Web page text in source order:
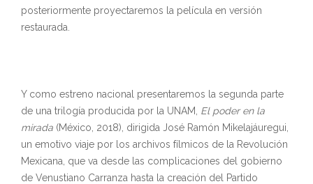
posteriormente proyectaremos la película en versión
restaurada.
Y como estreno nacional presentaremos la segunda parte
de una trilogía producida por la UNAM, El poder en la
mirada (México, 2018), dirigida José Ramón Mikelajáuregui,
un emotivo viaje por los archivos fílmicos de la Revolución
Mexicana, que va desde las complicaciones del gobierno
de Venustiano Carranza hasta la creación del Partido